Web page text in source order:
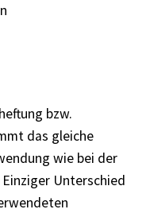
bzw.
das gleiche
wie bei der
Unterschied